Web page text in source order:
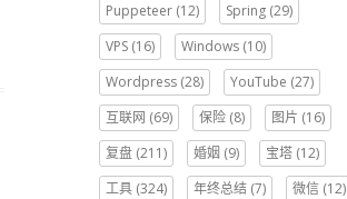
Puppeteer (12) Spring (29)
VPS (16) Windows (10)
Wordpress (28) YouTube (27)
互联网 (69) 保险 (8) 图片 (16)
复盘 (211) 婚姻 (9) 宝塔 (12)
工具 (324) 年终总结 (7) 微信 (12)